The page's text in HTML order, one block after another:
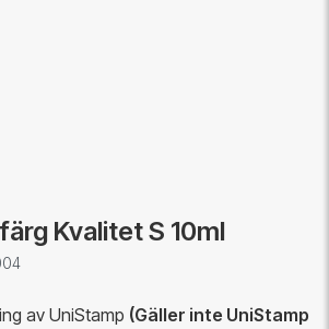
Kvalitet S 10ml
av UniStamp (Gäller inte UniStamp